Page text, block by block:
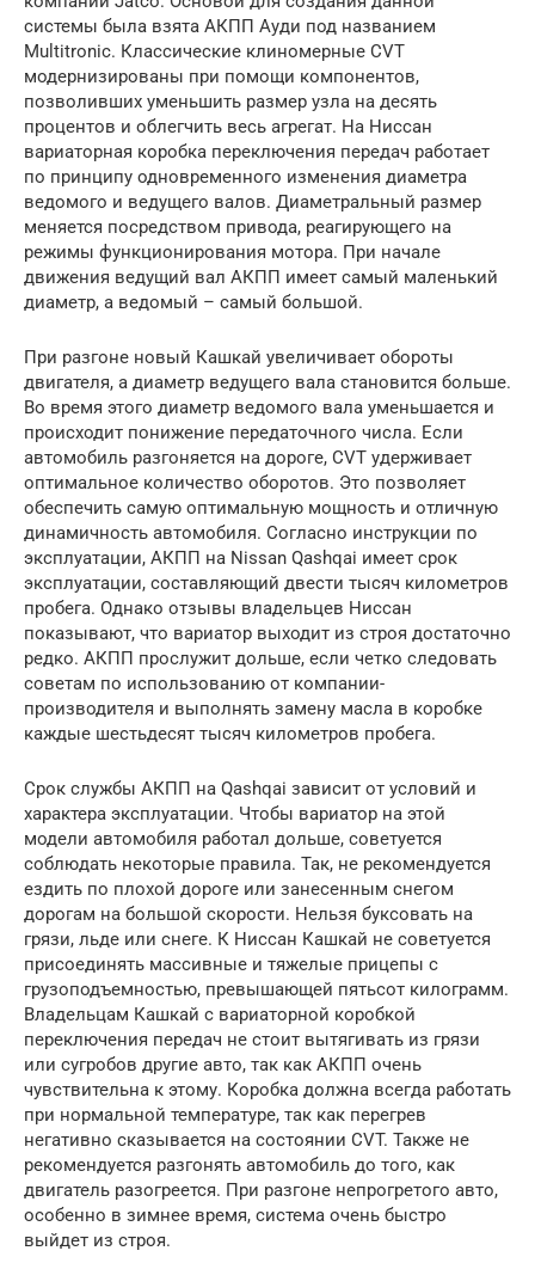
системы была взята АКПП Ауди под названием
Multitronic. Классические клиномерные CVT
модернизированы при помощи компонентов,
позволивших уменьшить размер узла на десять
процентов и облегчить весь агрегат. На Ниссан
вариаторная коробка переключения передач работает
по принципу одновременного изменения диаметра
ведомого и ведущего валов. Диаметральный размер
меняется посредством привода, реагирующего на
режимы функционирования мотора. При начале
движения ведущий вал АКПП имеет самый маленький
диаметр, а ведомый – самый большой.
При разгоне новый Кашкай увеличивает обороты
двигателя, а диаметр ведущего вала становится больше.
Во время этого диаметр ведомого вала уменьшается и
происходит понижение передаточного числа. Если
автомобиль разгоняется на дороге, CVT удерживает
оптимальное количество оборотов. Это позволяет
обеспечить самую оптимальную мощность и отличную
динамичность автомобиля. Согласно инструкции по
эксплуатации, АКПП на Nissan Qashqai имеет срок
эксплуатации, составляющий двести тысяч километров
пробега. Однако отзывы владельцев Ниссан
показывают, что вариатор выходит из строя достаточно
редко. АКПП прослужит дольше, если четко следовать
советам по использованию от компании-
производителя и выполнять замену масла в коробке
каждые шестьдесят тысяч километров пробега.
Срок службы АКПП на Qashqai зависит от условий и
характера эксплуатации. Чтобы вариатор на этой
модели автомобиля работал дольше, советуется
соблюдать некоторые правила. Так, не рекомендуется
ездить по плохой дороге или занесенным снегом
дорогам на большой скорости. Нельзя буксовать на
грязи, льде или снеге. К Ниссан Кашкай не советуется
присоединять массивные и тяжелые прицепы с
грузоподъемностью, превышающей пятьсот килограмм.
Владельцам Кашкай с вариаторной коробкой
переключения передач не стоит вытягивать из грязи
или сугробов другие авто, так как АКПП очень
чувствительна к этому. Коробка должна всегда работать
при нормальной температуре, так как перегрев
негативно сказывается на состоянии CVT. Также не
рекомендуется разгонять автомобиль до того, как
двигатель разогреется. При разгоне непрогретого авто,
особенно в зимнее время, система очень быстро
выйдет из строя.